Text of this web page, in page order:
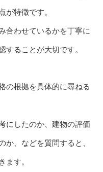
が特徴です。
合わせているかを丁寧に
することが大切です。
の根拠を具体的に尋ねる
にしたのか、建物の評価
か、などを質問すると、
ます。